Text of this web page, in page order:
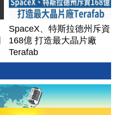
SpaceX、特斯拉德州斥資
168億 打造最大晶片廠
Terafab